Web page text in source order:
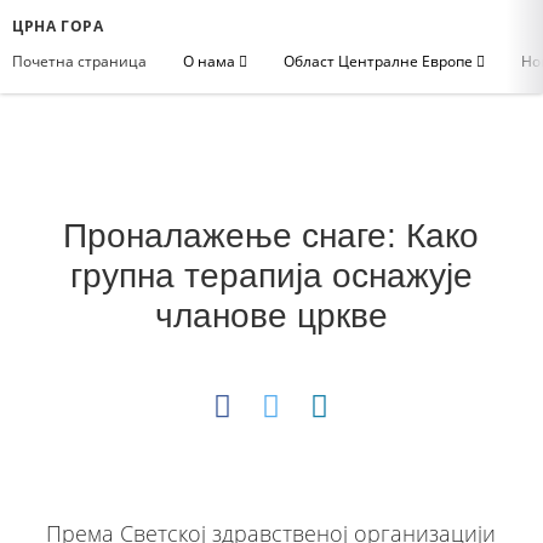
ЦРНА ГОРА
Почетна страница
О нама Област Централне Европе
Проналажење снаге: Како
групна терапија оснажује
чланове цркве
Према Светској здравственој организацији